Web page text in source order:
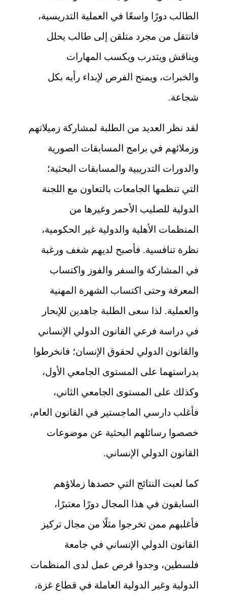
الطالب دورًا واسعًا في العملية التدريسية،
فانتقل من مجرد متلقن إلى طالب يحلل
ويناقش ويتدرب ويكسب المهارات
والخبرات، ويمنح الفرص لإبداء رأيه بكل
شجاعة.
لقد نظر العديد من الطلبة لمشاركة زميلاتهم
وزملائهم في برامج المسابقات الصورية
والدورات التدريبية والمسابقات البحثية؛
التي تنظمها الجامعات بالتعاون مع اللجنة
الدولية للصليب الأحمر وغيرها من
المنظمات الأهلية والدولية غير الحكومية،
نظرة تنافسية. فأصبح لديهم شغف ورغبة
في المشاركة والسفر والفوز واكتساب
المعرفة وحتى اكتساب الشهرة المهنية
والعملية. لذا سعى الطلبة جاهدين للإبحار
في دراسة فرعي القانون الدولي الإنساني
والقانون الدولي لحقوق الإنسان؛ فانخرطوا
بدراستهما على المستوى الجامعي الأول،
وكذلك على المستوى الجامعي الثاني،
فأغلب دارسي الماجستير في القانون العام،
خصصوا رسائلهم البحثية عن موضوعات
القانون الدولي الإنساني.
كما لعبت النتائج التي حصدها زملاؤهم
السابقون في هذا المجال دورًا معتبرًا،
فأغلبهم ممن تخرجوا مثلًا من مجال تركيز
القانون الدولي الإنساني في جامعة
فلسطين، وجدوا فرص عمل لدى المنظمات
الدولية وغير الدولية العاملة في قطاع غزة،